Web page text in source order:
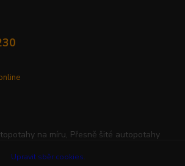
na míru, Přesně šité autopotahy
Upravit sběr cookies.